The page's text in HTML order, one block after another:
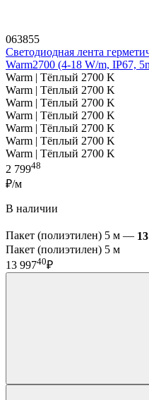
063855
Светодиодная лента
Warm2700 (4-18 W/m, IP67,
Warm | Тёплый 2700 K
Warm | Тёплый 2700 K
Warm | Тёплый 2700 K
Warm | Тёплый 2700 K
Warm | Тёплый 2700 K
Warm | Тёплый 2700 K
Warm | Тёплый 2700 K
2 79948
₽/м
В наличии
Пакет (полиэтилен) 5 м —
Пакет (полиэтилен) 5 м
13 99740₽